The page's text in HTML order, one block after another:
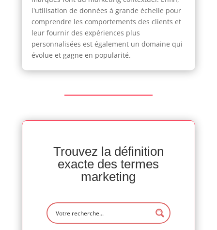
l'utilisation de données à grande échelle pour
comprendre les comportements des clients et
leur fournir des expériences plus
personnalisées est également un domaine qui
évolue et gagne en popularité.
Trouvez la définition
exacte des termes
marketing